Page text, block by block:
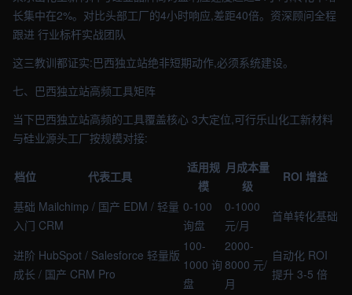
长集中在2%。对比头部工厂的4小时响应,差距40倍。资深顾问全程
跟进 行业标杆实战团队
这三教训都证实:巴西独立站绝非短期动作,必须系统建设。
七、巴西独立站高频工具矩阵
当下巴西独立站高频的工具覆盖核心 3大定位,可行乐山化工新材料
与硅业源头工厂按规模对接:
档位 代表工具
适用规
模
月成本量
级
ROI 增益
基础
入门
Mailchimp / 国产 EDM / 轻量
CRM
0-100
询盘
0-1000
元/月
首单转化基础
进阶
成长
HubSpot / Salesforce 轻量版
/ 国产 CRM Pro
100-
1000 询
盘
2000-
8000 元/
月
自动化 ROI
提升 3-5 倍